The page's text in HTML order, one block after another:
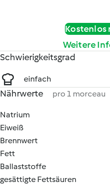
Kostenlos
Weitere
Schwierigkeitsgrad
einfach
Nährwerte pro 1 morceau
Natrium
Eiweiß
Brennwert
Fett
Ballaststoffe
gesättigte Fettsäuren